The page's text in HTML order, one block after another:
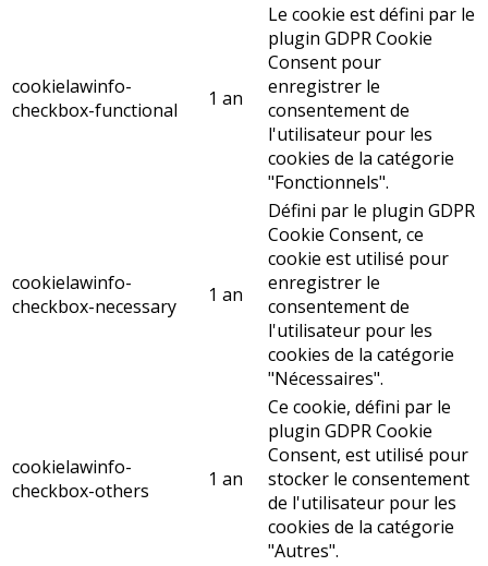
cookielawinfo-
checkbox-functional
1 an
Le cookie est défini par le
plugin GDPR Cookie
Consent pour
enregistrer le
consentement de
l'utilisateur pour les
cookies de la catégorie
"Fonctionnels".
cookielawinfo-
checkbox-necessary
1 an
Défini par le plugin GDPR
Cookie Consent, ce
cookie est utilisé pour
enregistrer le
consentement de
l'utilisateur pour les
cookies de la catégorie
"Nécessaires".
cookielawinfo-
checkbox-others
1 an
Ce cookie, défini par le
plugin GDPR Cookie
Consent, est utilisé pour
stocker le consentement
de l'utilisateur pour les
cookies de la catégorie
"Autres".